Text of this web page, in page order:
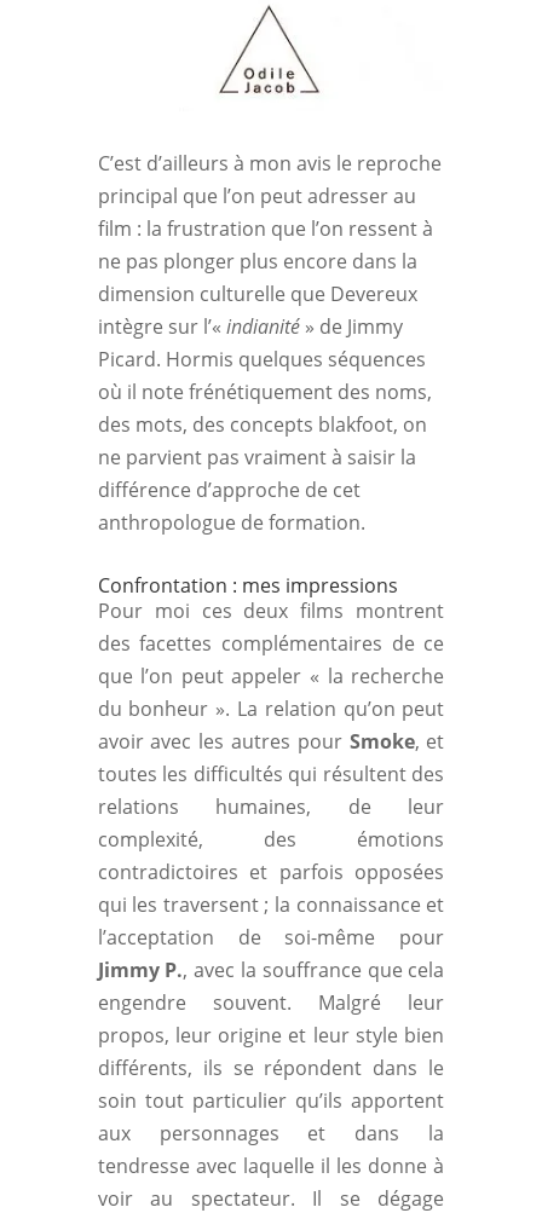
C’est d’ailleurs à mon avis le reproche
principal que l’on peut adresser au
film : la frustration que l’on ressent à
ne pas plonger plus encore dans la
dimension culturelle que Devereux
intègre sur l’« indianité» de Jimmy
Picard. Hormis quelques séquences
où il note frénétiquement des noms,
des mots, des concepts blakfoot, on
ne parvient pas vraiment à saisir la
différence d’approche de cet
anthropologue de formation.
Confrontation : mes impressions
Pour moi ces deux films montrent
des facettes complémentaires de ce
que l’on peut appeler « la recherche
du bonheur ». La relation qu’on peut
avoir avec les autres pour Smoke, et
toutes les difficultés qui résultent des
relations humaines, de leur
complexité, des émotions
contradictoires et parfois opposées
qui les traversent ; la connaissance et
l’acceptation de soi-même pour
Jimmy P., avec la souffrance que cela
engendre souvent. Malgré leur
propos, leur origine et leur style bien
différents, ils se répondent dans le
soin tout particulier qu’ils apportent
aux personnages et dans la
tendresse avec laquelle il les donne à
voir au spectateur. Il se dégage